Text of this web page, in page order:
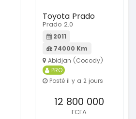
Toyota Prado
Prado 2.0
2011
74000 Km
Abidjan (Cocody)
PRO
Posté il y a 2 jours
12 800 000
FCFA